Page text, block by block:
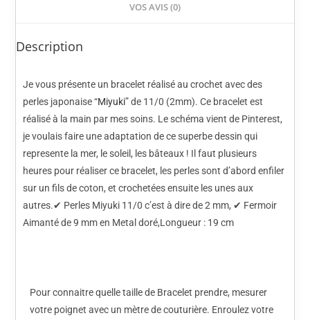
VOS AVIS (0)
Description
Je vous présente un bracelet réalisé au crochet avec des
perles japonaise “Miyuki” de 11/0 (2mm). Ce bracelet est
réalisé à la main par mes soins. Le schéma vient de Pinterest,
je voulais faire une adaptation de ce superbe dessin qui
represente la mer, le soleil, les bâteaux ! Il faut plusieurs
heures pour réaliser ce bracelet, les perles sont d’abord enfiler
sur un fils de coton, et crochetées ensuite les unes aux
autres.✔ Perles Miyuki 11/0 c’est à dire de 2 mm, ✔ Fermoir
Aimanté de 9 mm en Metal doré,Longueur : 19 cm
Pour connaitre quelle taille de Bracelet prendre, mesurer
votre poignet avec un mètre de couturière. Enroulez votre